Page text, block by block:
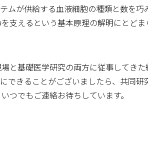
ムが供給する血液細胞の種類と数を
支えるという基本原理の解明にとど
と基礎医学研究の両方に従事してき
できることがございましたら、共同
つでもご連絡お待ちしています。